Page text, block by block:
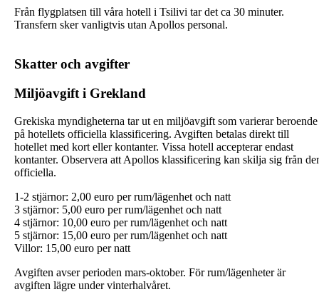
Från flygplatsen till våra hotell i Tsilivi tar det ca 30 minuter.
Transfern sker vanligtvis utan Apollos personal.
Skatter och avgifter
Miljöavgift i Grekland
Grekiska myndigheterna tar ut en miljöavgift som varierar beroende
på hotellets officiella klassificering. Avgiften betalas direkt till
hotellet med kort eller kontanter. Vissa hotell accepterar endast
kontanter. Observera att Apollos klassificering kan skilja sig från
officiella.
1-2 stjärnor: 2,00 euro per rum/lägenhet och natt
3 stjärnor: 5,00 euro per rum/lägenhet och natt
4 stjärnor: 10,00 euro per rum/lägenhet och natt
5 stjärnor: 15,00 euro per rum/lägenhet och natt
Villor: 15,00 euro per natt
Avgiften avser perioden mars-oktober. För rum/lägenheter är
avgiften lägre under vinterhalvåret.